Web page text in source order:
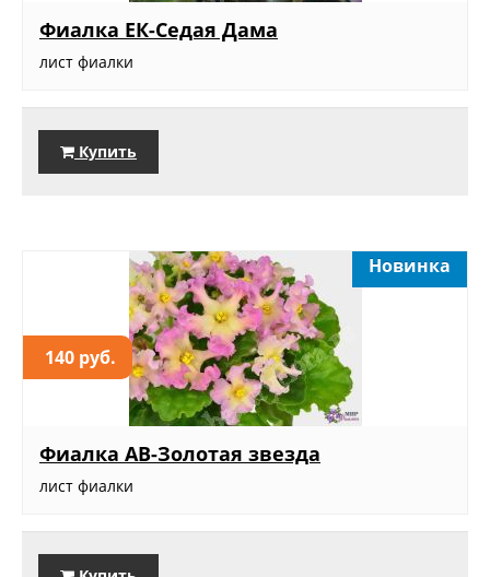
Фиалка ЕК-Седая Дама
лист фиалки
Купить
140 руб.
Новинка
Фиалка АВ-Золотая звезда
лист фиалки